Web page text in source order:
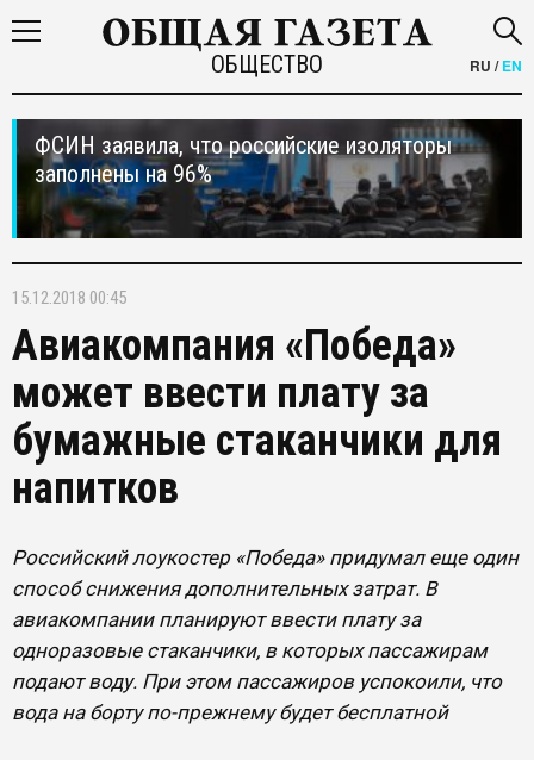
ОБЩЕСТВО RU /EN
ФСИН заявила, что российские изоляторы
заполнены на 96%
15.12.2018 00:45
Авиакомпания «Победа»
может ввести плату за
бумажные стаканчики для
напитков
Российский лоукостер «Победа» придумал еще один
способ снижения дополнительных затрат. В
авиакомпании планируют ввести плату за
одноразовые стаканчики, в которых пассажирам
подают воду. При этом пассажиров успокоили, что
вода на борту по-прежнему будет бесплатной